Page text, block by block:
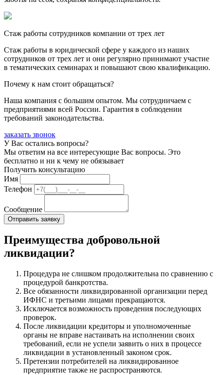
Стаж работы сотрудников компании от трех лет
Стаж работы в юридической сфере у каждого из наших
сотрудников от трех лет и они регулярно принимают участие
в тематических семинарах и повышают свою квалификацию.
Почему к нам стоит обращаться?
Наша компания с большим опытом. Мы сотрудничаем с
предприятиями всей России. Гарантия в соблюдении
требований законодательства.
заказать звонок
У Вас остались вопросы?
Мы ответим на все интересующие Вас вопросы. Это
бесплатно и ни к чему не обязывает
Получить консультацию
Имя
Телефон
Сообщение
Преимущества добровольной
ликвидации?
Процедура не слишком продолжительна по сравнению с
процедурой банкротства.
Все обязанности ликвидированной организации перед
ИФНС и третьими лицами прекращаются.
Исключается возможность проведения последующих
проверок.
После ликвидации кредиторы и уполномоченные
органы не вправе настаивать на исполнении своих
требований, если не успели заявить о них в процессе
ликвидации в установленный законом срок.
Претензии потребителей на ликвидированное
предприятие также не распространяются.